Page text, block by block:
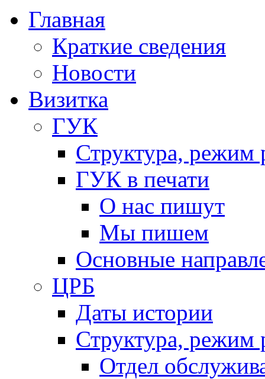
Главная
Краткие сведения
Новости
Визитка
ГУК
Структура, режим
ГУК в печати
О нас пишут
Мы пишем
Основные
ЦРБ
Даты истории
Структура, режим
Отдел